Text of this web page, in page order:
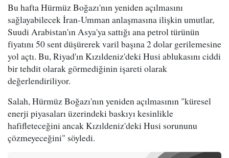
Bu hafta Hürmüz Boğazı'nın yeniden açılmasını
sağlayabilecek İran-Umman anlaşmasına ilişkin umutlar,
Suudi Arabistan'ın Asya'ya sattığı ana petrol türünün
fiyatını 50 sent düşürerek varil başına 2 dolar gerilemesine
yol açtı. Bu, Riyad'ın Kızıldeniz'deki Husi ablukasını ciddi
bir tehdit olarak görmediğinin işareti olarak
değerlendiriliyor.
Salah, Hürmüz Boğazı'nın yeniden açılmasının "küresel
enerji piyasaları üzerindeki baskıyı kesinlikle
hafifleteceğini ancak Kızıldeniz'deki Husi sorununu
çözmeyeceğini" söyledi.